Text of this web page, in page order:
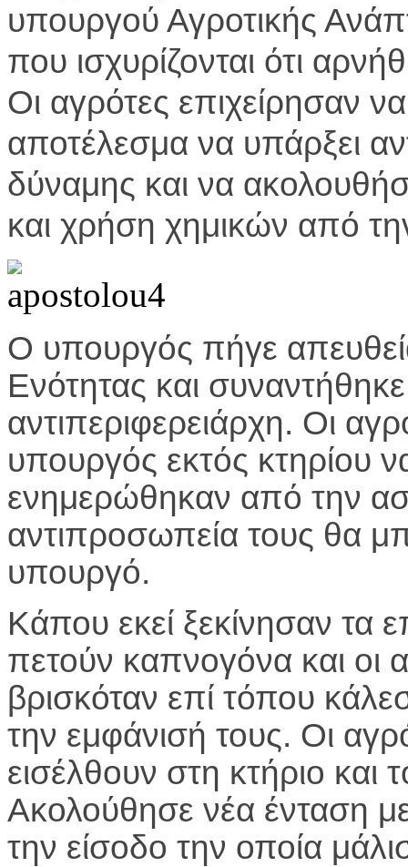
υπουργού Αγροτικής
που ισχυρίζονται ότι
Οι αγρότες επιχείρησαν
αποτέλεσμα να υπάρξει
δύναμης και να
και χρήση χημικών από
Ο υπουργός πήγε
Ενότητας και
αντιπεριφερειάρχη. Οι
υπουργός εκτός κτηρίου
ενημερώθηκαν από την
αντιπροσωπεία τους θα
υπουργό.
Κάπου εκεί ξεκίνησαν τα
πετούν καπνογόνα και οι
βρισκόταν επί τόπου
την εμφάνισή τους. Οι
εισέλθουν στη κτήριο και
Ακολούθησε νέα ένταση
την είσοδο την οποία